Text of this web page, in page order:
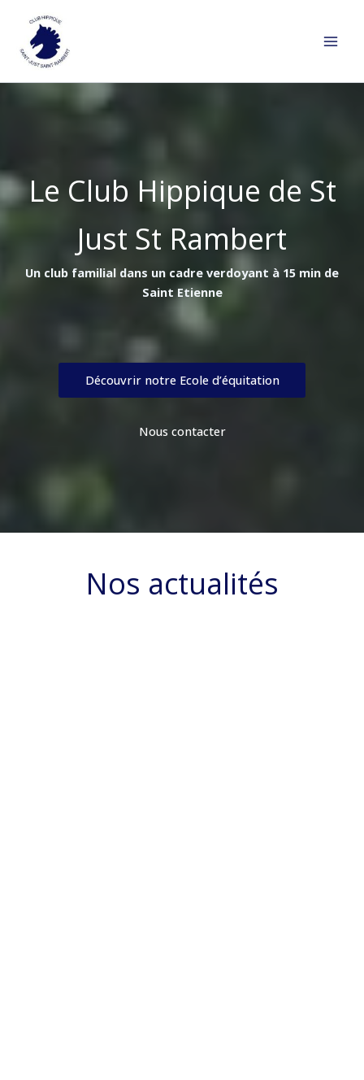
contenu
Le Club Hippique de St
Just St Rambert
Un club familial dans un cadre verdoyant à 15 min de
Saint Etienne
Découvrir notre Ecole d’équitation
Nous contacter
Nos actualités